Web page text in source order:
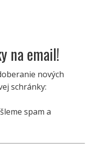
na email!
nových
schránky:
spam a